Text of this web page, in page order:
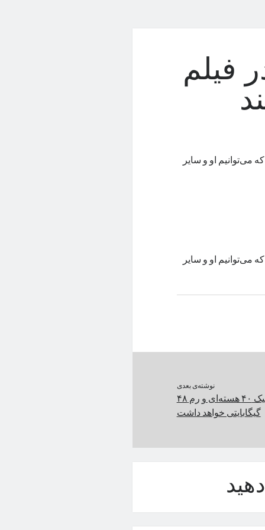
فیلم
می‌توانیم او و سایر
می‌توانیم او و سایر
نوشته‌ی بعدی
مک بوک پرو ۲۰۲۴ گرافیک ۴۰ هسته‌ای و رم ۴۸
گیگابایتی خواهد داشت